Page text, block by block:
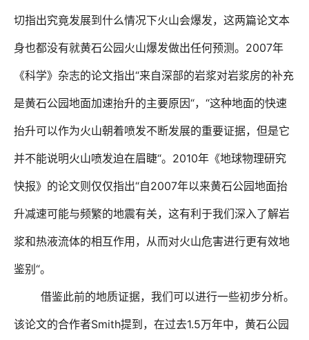
切指出究竟发展到什么情况下火山会爆发，这两篇论文本
身也都没有就黄石公园火山爆发做出任何预测。 2007年
《科学》杂志的论文指出“来自深部的岩浆对岩浆房的补充
是黄石公园地面加速抬升的主要原因“，“这种地面的快速
抬升可以作为火山朝着喷发不断发展的重要证据，但是它
并不能说明火山喷发迫在眉睫“。 2010年《地球物理研究
快报》的论文则仅仅指出“自2007年以来黄石公园地面抬
升减速可能与频繁的地震有关，这有利于我们深入了解岩
浆和热液流体的相互作用，从而对火山危害进行更有效地
鉴别“。
借鉴此前的地质证据，我们可以进行一些初步分析。
该论文的合作者Smith提到，在过去1.5万年中，黄石公园